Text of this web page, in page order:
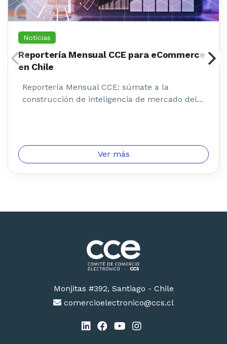
Noticias
Reportería Mensual CCE para eCommerce
en Chile
Reportería Mensual CCE: súmate a la
construcción de inteligencia de mercado del...
Ver más
Monjitas #392, Santiago - Chile
comercioelectronico@ccs.cl